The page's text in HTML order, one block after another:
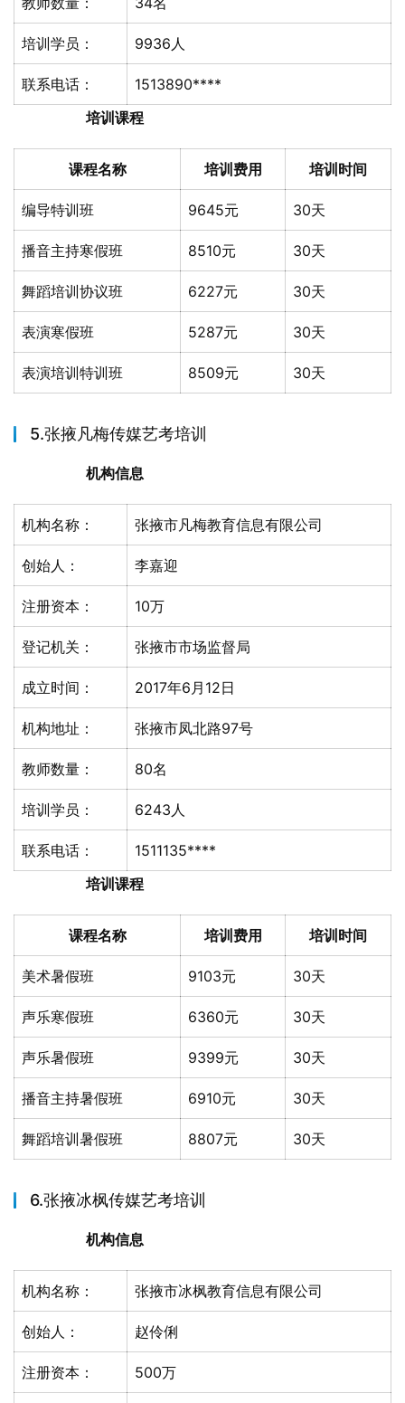
培训学员： 9936人
联系电话：
1513890****
培训课程
课程名称 培训费用 培训时间
编导特训班 9645元 30天
播音主持寒假班 8510元 30天
舞蹈培训协议班 6227元 30天
表演寒假班 5287元 30天
表演培训特训班 8509元 30天
5.张掖凡梅传媒艺考培训
机构信息
机构名称： 张掖市凡梅教育信息有限公司
创始人： 李嘉迎
注册资本： 10万
登记机关： 张掖市市场监督局
成立时间： 2017年6月12日
机构地址： 张掖市凤北路97号
教师数量： 80名
培训学员： 6243人
联系电话：
1511135****
培训课程
课程名称 培训费用 培训时间
美术暑假班 9103元 30天
声乐寒假班 6360元 30天
声乐暑假班 9399元 30天
播音主持暑假班 6910元 30天
舞蹈培训暑假班 8807元 30天
6.张掖冰枫传媒艺考培训
机构信息
机构名称： 张掖市冰枫教育信息有限公司
创始人： 赵伶俐
注册资本： 500万